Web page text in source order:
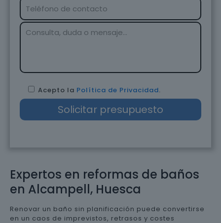
Expertos en reformas de baños
en Alcampell, Huesca
Renovar un baño sin planificación puede convertirse
en un caos de imprevistos, retrasos y costes
Acepto la Política de Privacidad.